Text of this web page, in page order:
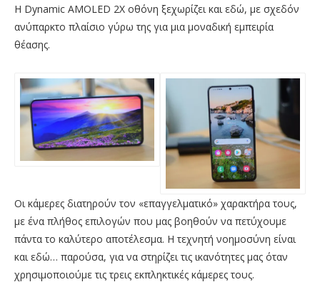
Η Dynamic AMOLED 2X οθόνη ξεχωρίζει και εδώ, με σχεδόν
ανύπαρκτο πλαίσιο γύρω της για μια μοναδική εμπειρία
θέασης.
Οι κάμερες διατηρούν τον «επαγγελματικό» χαρακτήρα τους,
με ένα πλήθος επιλογών που μας βοηθούν να πετύχουμε
πάντα το καλύτερο αποτέλεσμα. Η τεχνητή νοημοσύνη είναι
και εδώ… παρούσα, για να στηρίζει τις ικανότητες μας όταν
χρησιμοποιούμε τις τρεις εκπληκτικές κάμερες τους.